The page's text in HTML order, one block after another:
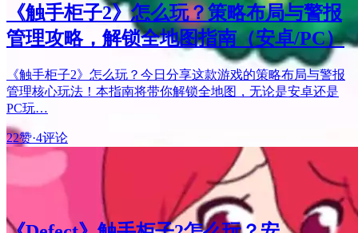
《触手柜子2》怎么玩？策略布局与警报
管理攻略，解锁全地图指南（安卓/PC）
《触手柜子2》怎么玩？今日分享这款游戏的策略布局与警报
管理核心玩法！本指南将带你解锁全地图，无论是安卓还是
PC玩…
22赞·4评论